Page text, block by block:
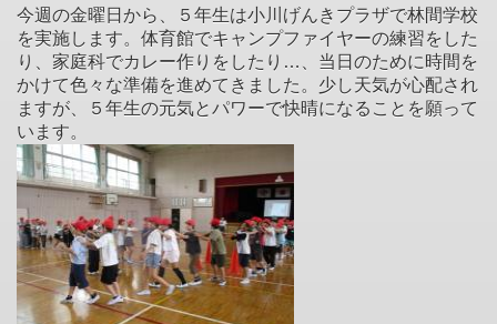
今週の金曜日から、５年生は小川げんきプラザで林間学校
を実施します。体育館でキャンプファイヤーの練習をした
り、家庭科でカレー作りをしたり…、当日のために時間を
かけて色々な準備を進めてきました。少し天気が心配され
ますが、５年生の元気とパワーで快晴になることを願って
います。